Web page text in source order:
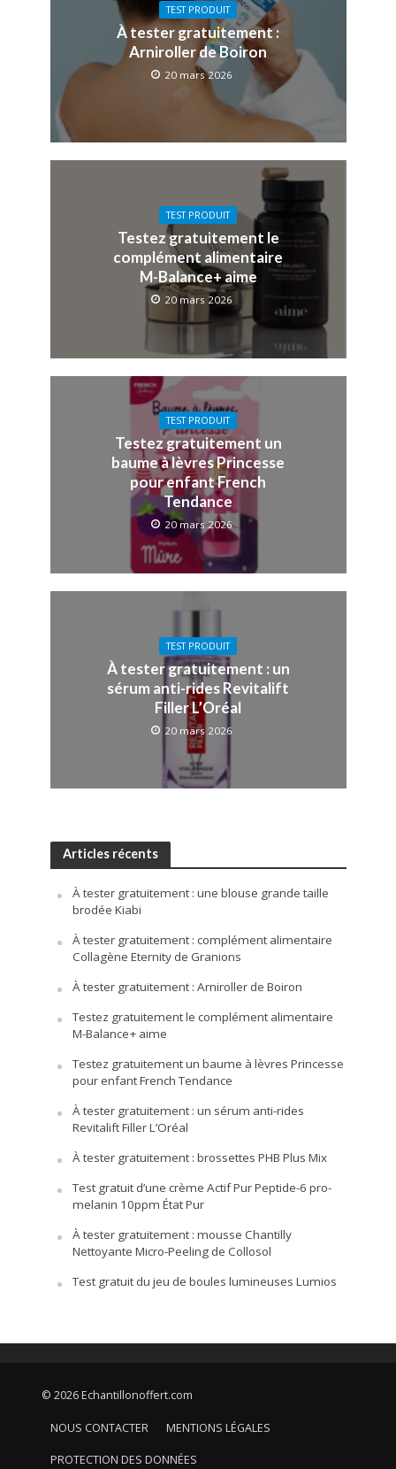
TEST PRODUIT
À tester gratuitement :
Arniroller de Boiron
20 mars 2026
TEST PRODUIT
Testez gratuitement le
complément alimentaire
M-Balance+ aime
20 mars 2026
TEST PRODUIT
Testez gratuitement un
baume à lèvres Princesse
pour enfant French
Tendance
20 mars 2026
TEST PRODUIT
À tester gratuitement : un
sérum anti-rides Revitalift
Filler L’Oréal
20 mars 2026
Articles récents
À tester gratuitement : une blouse grande taille
brodée Kiabi
À tester gratuitement : complément alimentaire
Collagène Eternity de Granions
À tester gratuitement : Arniroller de Boiron
Testez gratuitement le complément alimentaire
M-Balance+ aime
Testez gratuitement un baume à lèvres Princesse
pour enfant French Tendance
À tester gratuitement : un sérum anti-rides
Revitalift Filler L’Oréal
À tester gratuitement : brossettes PHB Plus Mix
Test gratuit d’une crème Actif Pur Peptide-6 pro-
melanin 10ppm État Pur
À tester gratuitement : mousse Chantilly
Nettoyante Micro-Peeling de Collosol
Test gratuit du jeu de boules lumineuses Lumios
© 2026 Echantillonoffert.com
NOUS CONTACTER MENTIONS LÉGALES
PROTECTION DES DONNÉES